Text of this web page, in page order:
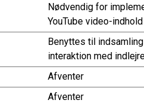
Nødvendig for
YouTube video-
Benyttes til
interaktion med
Afventer
Afventer